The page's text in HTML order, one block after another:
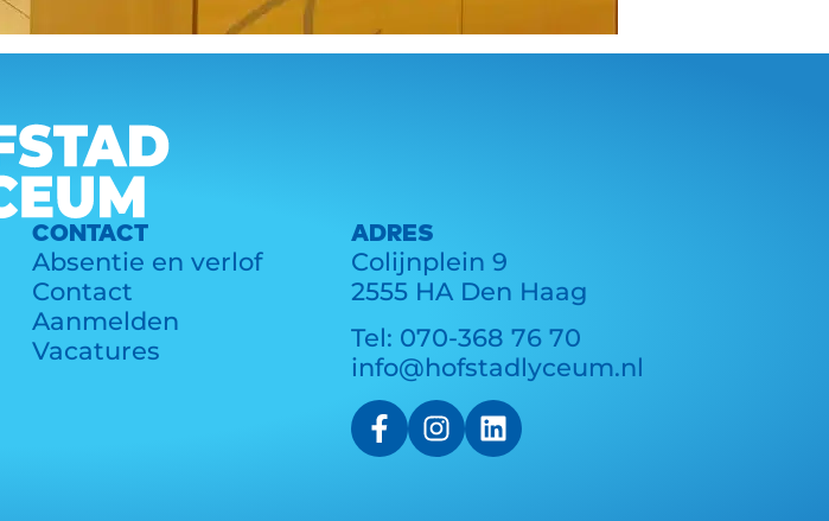
CONTACT
Absentie en verlof
Contact
Aanmelden
Vacatures
ADRES
Colijnplein 9
2555 HA Den Haag
Tel: 070-368 76 70
info@hofstadlyceum.nl